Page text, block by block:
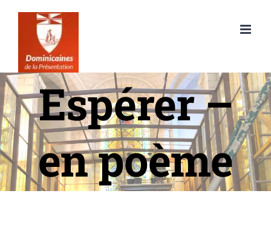
Passer
Espérer –
en poème